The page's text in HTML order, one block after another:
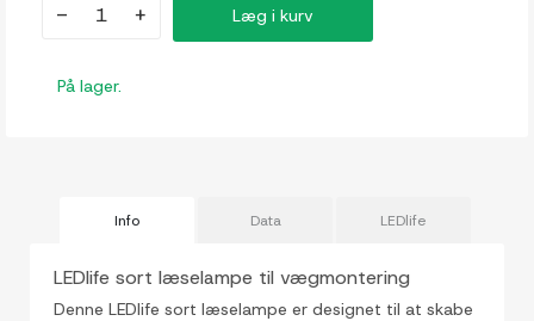
- + Læg i kurv
På lager.
Info Data LEDlife
LEDlife sort læselampe til vægmontering
Denne LEDlife sort læselampe er designet til at skabe